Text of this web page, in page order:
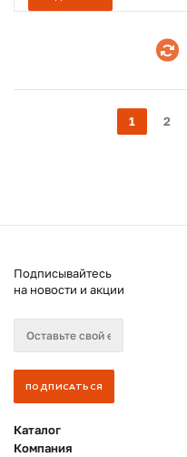
1 2
Подписывайтесь
на новости и акции
Каталог
Компания